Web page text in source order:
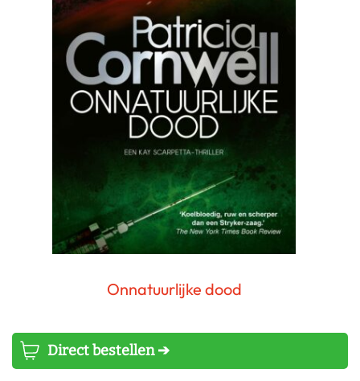
Direct bestellen ➔
Onnatuurlijke dood
Patricia Cornwell